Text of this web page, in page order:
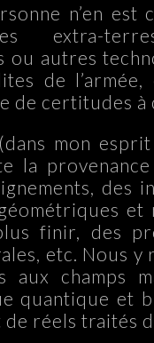
n’en est
extra-
ou autres
de
de certitudes à
mon
la
des
et
finir, des
etc. Nous
aux champs
quantique et
de réels traités